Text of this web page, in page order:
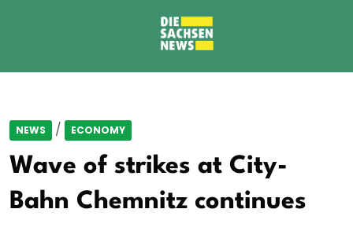
NEWS / ECONOMY
Wave of strikes at City-
Bahn Chemnitz continues